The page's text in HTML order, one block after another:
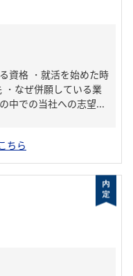
資格 ・就活を始めた時
なぜ併願している業
中での当社への志望...
ちら